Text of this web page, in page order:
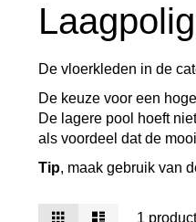
Laagpolig
De vloerkleden in de
De keuze voor een
De lagere pool hoeft
als voordeel dat de
Tip, maak gebruik van
TonenFoto-
1 product